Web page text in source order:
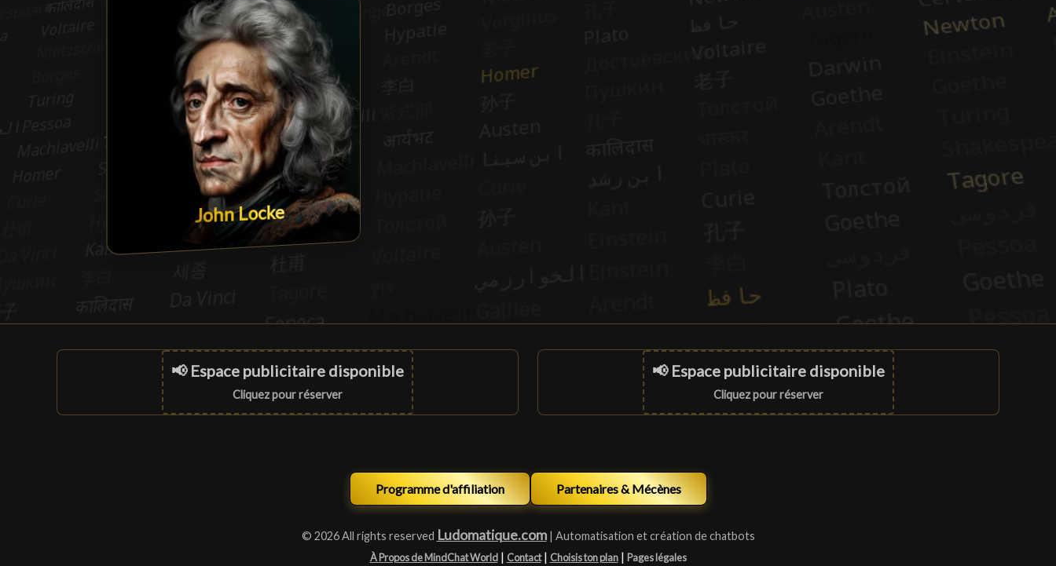
John Locke
📢 Espace publicitaire disponible
Cliquez pour réserver
📢 Espace publicitaire disponible
Cliquez pour réserver
Programme d'affiliation Partenaires & Mécènes
© 2026 All rights reserved Ludomatique.com| Automatisation et création de chatbots
À Propos de MindChat World | Contact | Choisis ton plan | Pages légales